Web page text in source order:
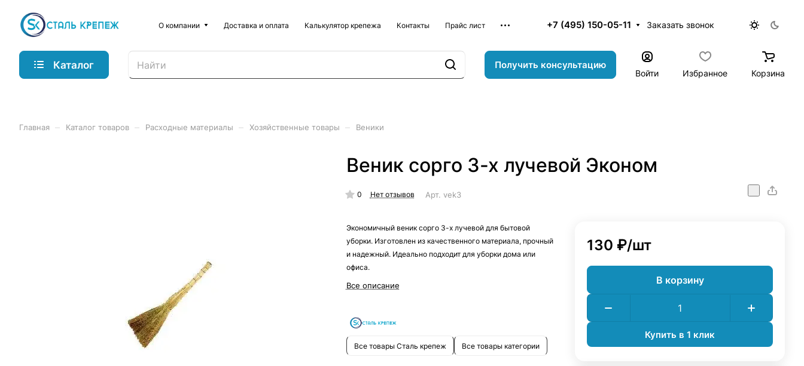
О компании Доставка и оплата Калькулятор крепежа Контакты Прайс лист +7 (495) 150-05-11 Заказать звонок
Каталог Получить консультацию
Войти Избранное Корзина
Главная Каталог товаров Расходные материалы Хозяйственные товары Веники
Веник сорго 3-х лучевой Эконом
0 Нет отзывов Арт. vek3
Экономичный веник сорго 3-х лучевой для бытовой
уборки. Изготовлен из качественного материала, прочный
и надежный. Идеально подходит для уборки дома или
офиса.
Все описание
Все товары Сталь крепеж Все товары категории
130 ₽/шт
В корзину
Купить в 1 клик